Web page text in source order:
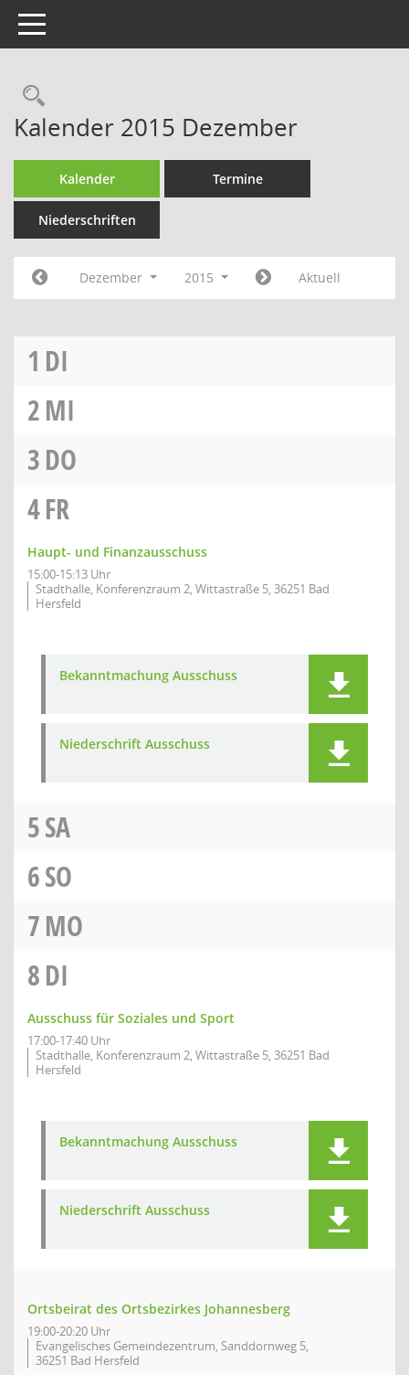
Toggle navigation
Rechercheauswahl
Kalender 2015 Dezember
Kalender Termine
Niederschriften
Dezember 2015 Aktuell
1 DI
2MI
3DO
4FR
Haupt- und Finanzausschuss
15:00-15:13 Uhr
Stadthalle, Konferenzraum 2, Wittastraße 5, 36251 Bad
Hersfeld
Bekanntmachung Ausschuss
Niederschrift Ausschuss
5SA
6SO
7MO
8DI
Ausschuss für Soziales und Sport
17:00-17:40 Uhr
Stadthalle, Konferenzraum 2, Wittastraße 5, 36251 Bad
Hersfeld
Bekanntmachung Ausschuss
Niederschrift Ausschuss
Ortsbeirat des Ortsbezirkes Johannesberg
19:00-20:20 Uhr
Evangelisches Gemeindezentrum, Sanddornweg 5,
36251 Bad Hersfeld